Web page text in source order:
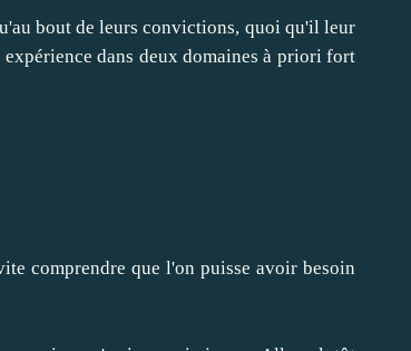
bout de leurs convictions, quoi qu'il leur
dans deux domaines à priori fort
comprendre que l'on puisse avoir besoin